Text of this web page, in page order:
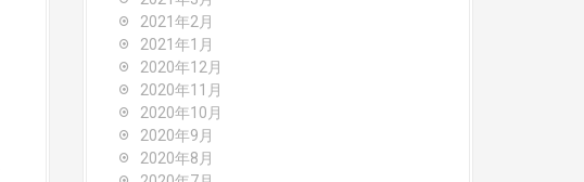
2021年2月
2021年1月
2020年12月
2020年11月
2020年10月
2020年9月
2020年8月